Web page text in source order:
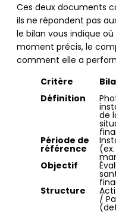
Ces deux documents
ils ne répondent pas
le bilan vous indique
moment précis, le
comment elle a
Critère
Définition
de
Période de
référence (ex.
Objectif
Structure
/